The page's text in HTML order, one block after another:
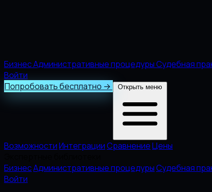
БизнесАдминистративные процедурыСудебная
Войти
Попробовать бесплатно → Открыть меню
ВозможностиИнтеграцииСравнениеЦены
БизнесАдминистративные процедурыСудебная
Войти